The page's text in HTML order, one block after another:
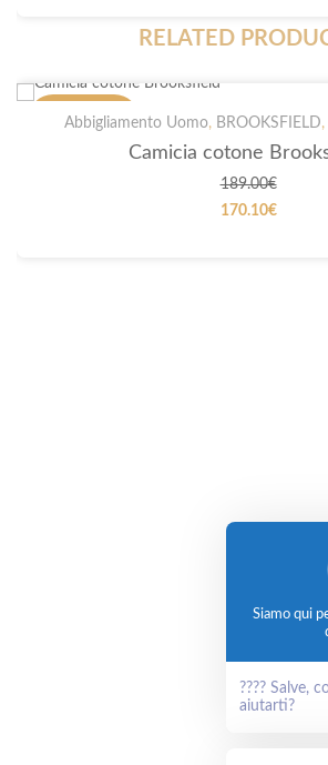
RELATED
PROMOZIONI
Abbigliamento Uomo, BROOKSFIELD,
Camicia cotone
189.00€
170.10€
Siamo qui
???? Salve,
aiutarti?